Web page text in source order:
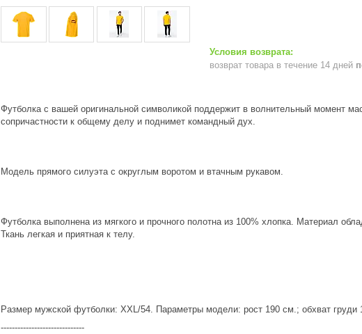
возврат товара в течение 14 дней
Футболка с вашей оригинальной символикой поддержит в волнительный момент
сопричастности к общему делу и поднимет командный дух.
Модель прямого силуэта с округлым воротом и втачным рукавом.
Футболка выполнена из мягкого и прочного полотна из 100% хлопка. Материал
Ткань легкая и приятная к телу.
Размер мужской футболки: XXL/54. Параметры модели: рост 190 см.; обхват груди
------------------------------